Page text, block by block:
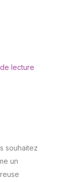
lecture
souhaitez
un